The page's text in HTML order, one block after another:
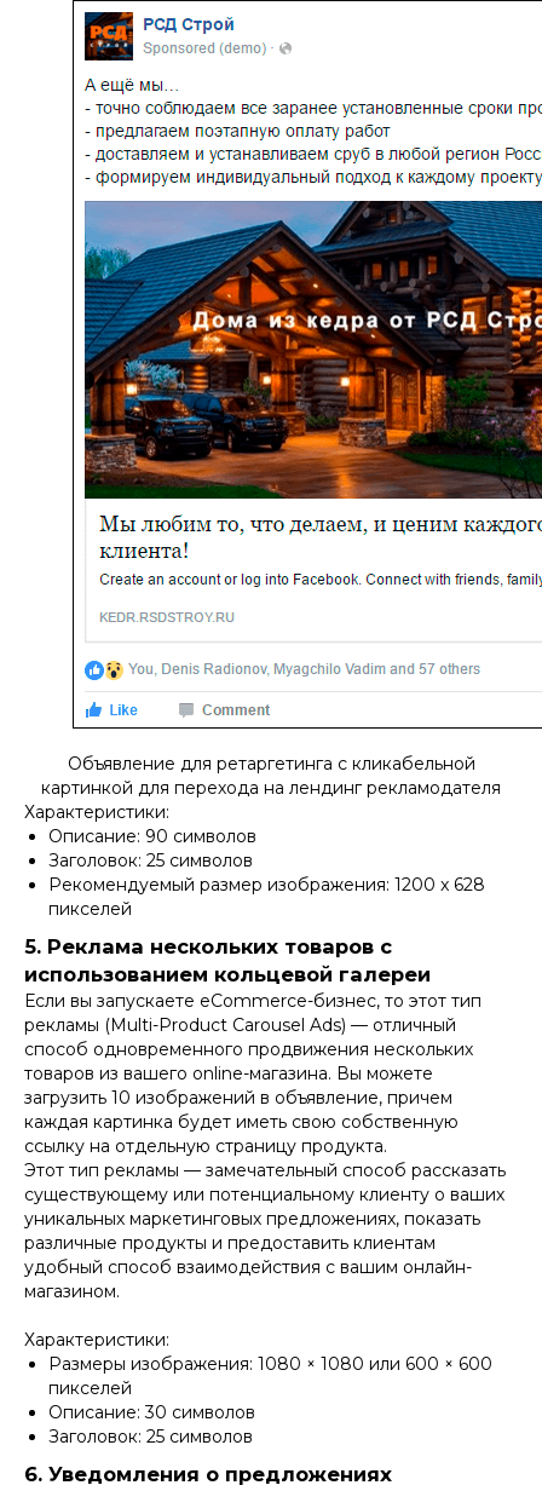
Объявление для ретаргетинга с кликабельной
картинкой для перехода на лендинг рекламодателя
Характеристики:
Описание: 90 символов
Заголовок: 25 символов
Рекомендуемый размер изображения: 1200 x 628
пикселей
5. Реклама нескольких товаров с
использованием кольцевой галереи
Если вы запускаете eCommerce-бизнес, то этот тип
рекламы (Multi-Product Carousel Ads) — отличный
способ одновременного продвижения нескольких
товаров из вашего online-магазина. Вы можете
загрузить 10 изображений в объявление, причем
каждая картинка будет иметь свою собственную
ссылку на отдельную страницу продукта.
Этот тип рекламы — замечательный способ рассказать
существующему или потенциальному клиенту о ваших
уникальных маркетинговых предложениях, показать
различные продукты и предоставить клиентам
удобный способ взаимодействия с вашим онлайн-
магазином.
Характеристики:
Размеры изображения: 1080 × 1080 или 600 × 600
пикселей
Описание: 30 символов
Заголовок: 25 символов
6. Уведомления о предложениях